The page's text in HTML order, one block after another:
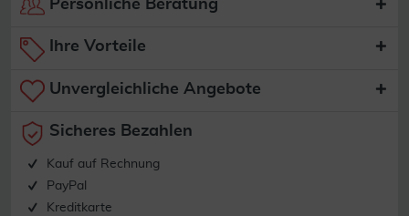
Persönliche Beratung
Ihre Vorteile
Unvergleichliche Angebote
Sicheres Bezahlen
Kauf auf Rechnung
PayPal
Kreditkarte